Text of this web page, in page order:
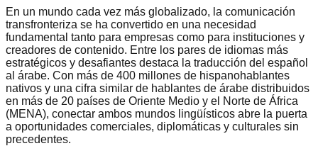
En un mundo cada vez más globalizado, la comunicación
transfronteriza se ha convertido en una necesidad
fundamental tanto para empresas como para instituciones y
creadores de contenido. Entre los pares de idiomas más
estratégicos y desafiantes destaca la traducción del español
al árabe. Con más de 400 millones de hispanohablantes
nativos y una cifra similar de hablantes de árabe distribuidos
en más de 20 países de Oriente Medio y el Norte de África
(MENA), conectar ambos mundos lingüísticos abre la puerta
a oportunidades comerciales, diplomáticas y culturales sin
precedentes.